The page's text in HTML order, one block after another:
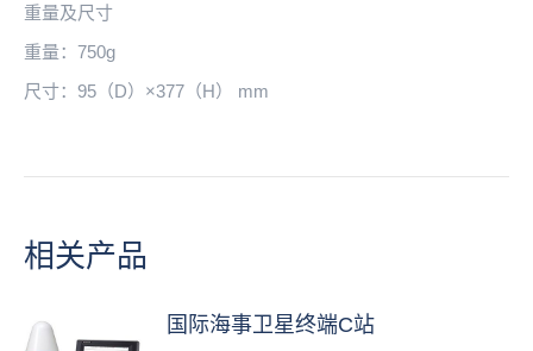
重量及尺寸
重量：750g
尺寸：95（D）×377（H） mm
相关产品
国际海事卫星终端C站